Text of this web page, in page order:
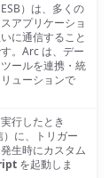
）は、多くの
アプリケーショ
に通信すること
。Arc は、デー
ールを連携・統
ューションで
行したとき
）に、トリガー
生時にカスタム
を起動しま